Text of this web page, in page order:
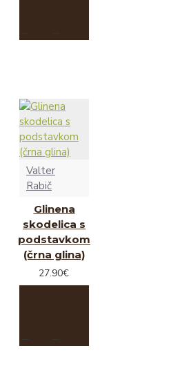
Valter
Rabič
Glinena
skodelica s
podstavkom
(črna glina)
27.90€